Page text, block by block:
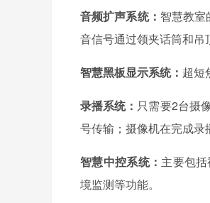
音频扩声系统： 智慧教
音信号通过领夹话筒和吊
智慧黑板显示系统： 超短
录播系统： 只需要2台摄
号传输；摄像机在完成录
智慧中控系统： 主要包
境监测等功能。